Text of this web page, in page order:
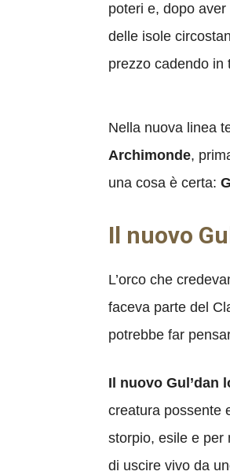
poteri e, dopo
delle isole
prezzo cadendo in
Nella nuova linea
Archimonde,
una cosa è certa:
Il nuovo
L’orco che
faceva parte del
potrebbe far
Il nuovo Gul’dan
creatura possente
storpio, esile e per
di uscire vivo da